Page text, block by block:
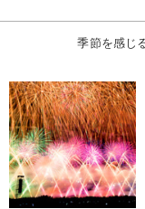
季節を感じ